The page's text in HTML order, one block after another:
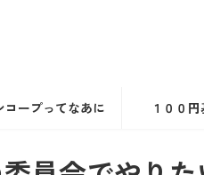
コープってなあに １００